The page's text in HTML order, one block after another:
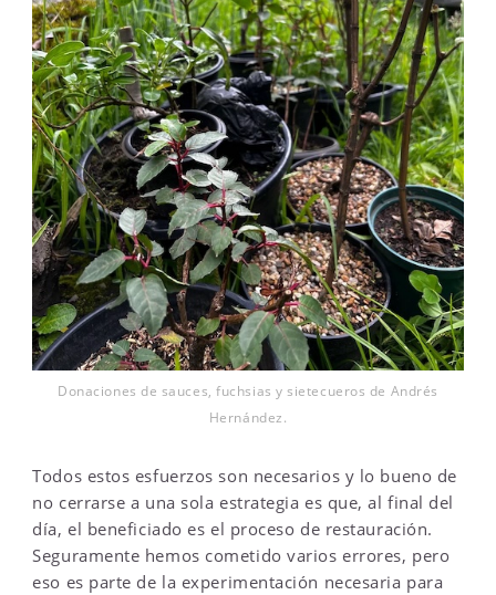
Donaciones de sauces, fuchsias y sietecueros de Andrés
Hernández.
Todos estos esfuerzos son necesarios y lo bueno de
no cerrarse a una sola estrategia es que, al final del
día, el beneficiado es el proceso de restauración.
Seguramente hemos cometido varios errores, pero
eso es parte de la experimentación necesaria para